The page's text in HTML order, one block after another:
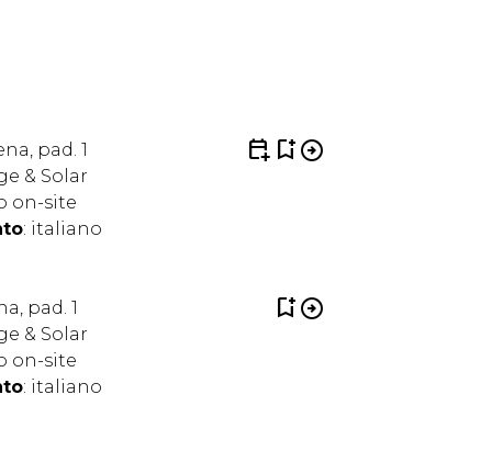
pad. 1
& Solar
on-site
: italiano
calendar_add_on bookmark_add arrow_circle_right
pad. 1
& Solar
on-site
: italiano
bookmark_add arrow_circle_right